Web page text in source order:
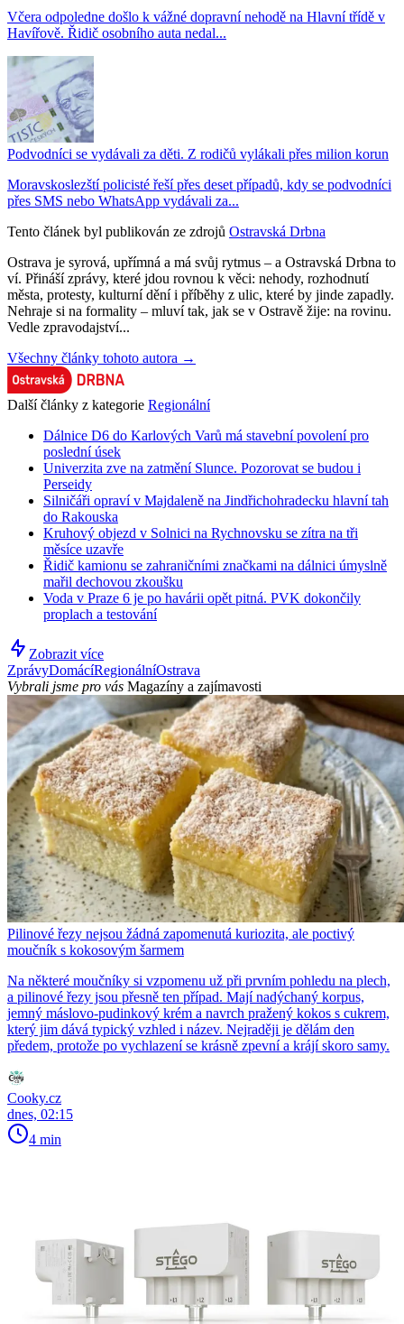
Včera odpoledne došlo k vážné dopravní nehodě na Hlavní třídě v
Havířově. Řidič osobního auta nedal...
Podvodníci se vydávali za děti. Z rodičů vylákali přes milion korun
Moravskoslezští policisté řeší přes deset případů, kdy se podvodníci
přes SMS nebo WhatsApp vydávali za...
Tento článek byl publikován ze zdrojů Ostravská Drbna
Ostrava je syrová, upřímná a má svůj rytmus – a Ostravská Drbna to
ví. Přináší zprávy, které jdou rovnou k věci: nehody, rozhodnutí
města, protesty, kulturní dění i příběhy z ulic, které by jinde zapadly.
Nehraje si na formality – mluví tak, jak se v Ostravě žije: na rovinu.
Vedle zpravodajství...
Všechny články tohoto autora →
Další články z kategorie Regionální
Dálnice D6 do Karlových Varů má stavební povolení pro
poslední úsek
Univerzita zve na zatmění Slunce. Pozorovat se budou i
Perseidy
Silničáři opraví v Majdaleně na Jindřichohradecku hlavní tah
do Rakouska
Kruhový objezd v Solnici na Rychnovsku se zítra na tři
měsíce uzavře
Řidič kamionu se zahraničními značkami na dálnici úmyslně
mařil dechovou zkoušku
Voda v Praze 6 je po havárii opět pitná. PVK dokončily
proplach a testování
Zobrazit více
ZprávyDomácíRegionálníOstrava
Vybrali jsme pro vás Magazíny a zajímavosti
Pilinové řezy nejsou žádná zapomenutá kuriozita, ale poctivý
moučník s kokosovým šarmem
Na některé moučníky si vzpomenu už při prvním pohledu na plech,
a pilinové řezy jsou přesně ten případ. Mají nadýchaný korpus,
jemný máslovo-pudinkový krém a navrch pražený kokos s cukrem,
který jim dává typický vzhled i název. Nejraději je dělám den
předem, protože po vychlazení se krásně zpevní a krájí skoro samy.
Cooky.cz
dnes, 02:15
4 min